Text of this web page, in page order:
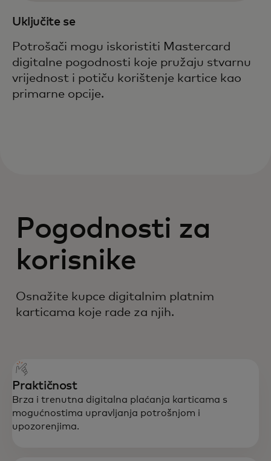
Uključite se
Potrošači mogu iskoristiti Mastercard
digitalne pogodnosti koje pružaju stvarnu
vrijednost i potiču korištenje kartice kao
primarne opcije.
Pogodnosti za
korisnike
Osnažite kupce digitalnim platnim
karticama koje rade za njih.
Praktičnost
Brza i trenutna digitalna plaćanja karticama s
mogućnostima upravljanja potrošnjom i
upozorenjima.